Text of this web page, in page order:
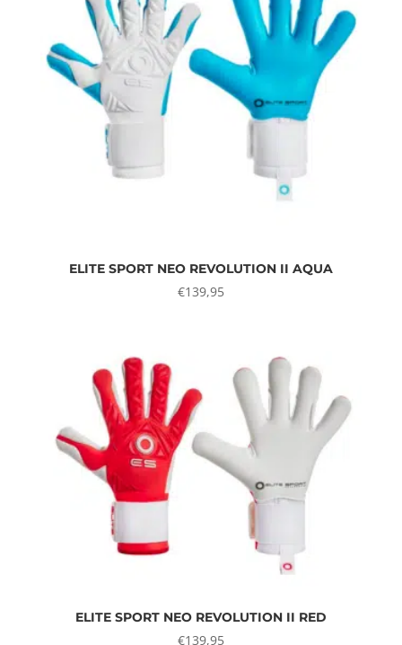
ELITE SPORT NEO REVOLUTION II AQUA
€139,95
ELITE SPORT NEO REVOLUTION II RED
€139,95